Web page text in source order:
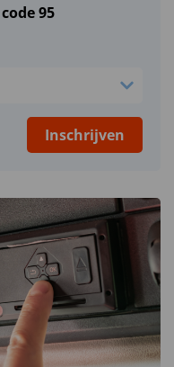
95
Inschrijven